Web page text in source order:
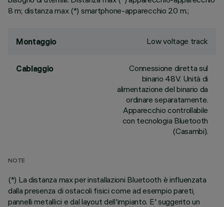
8 m; distanza max (*) smartphone-apparecchio 20 m.;
Montaggio Low voltage track
Cablaggio
Connessione diretta sul
binario 48V. Unità di
alimentazione del binario da
ordinare separatamente.
Apparecchio controllabile
con tecnologia Bluetooth
(Casambi).
NOTE
(*) La distanza max per installazioni Bluetooth è influenzata
dalla presenza di ostacoli fisici come ad esempio pareti,
pannelli metallici e dal layout dell'impianto. E' suggerito un